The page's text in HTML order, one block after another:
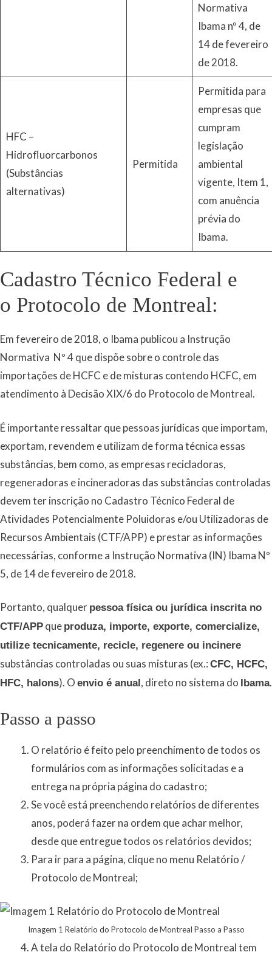
Normativa
Ibama nº 4, de
14 de fevereiro
de 2018.
HFC –
Hidrofluorcarbonos
(Substâncias
alternativas)
Permitida
Permitida para
empresas que
cumpram
legislação
ambiental
vigente, Item 1,
com anuência
prévia do
Ibama.
Cadastro Técnico Federal e
o Protocolo de Montreal:
Em fevereiro de 2018, o Ibama publicou a Instrução
Normativa Nº 4 que dispõe sobre o controle das
importações de HCFC e de misturas contendo HCFC, em
atendimento à Decisão XIX/6 do Protocolo de Montreal.
É importante ressaltar que pessoas jurídicas que importam,
exportam, revendem e utilizam de forma técnica essas
substâncias, bem como, as empresas recicladoras,
regeneradoras e incineradoras das substâncias controladas
devem ter inscrição no Cadastro Técnico Federal de
Atividades Potencialmente Poluidoras e/ou Utilizadoras de
Recursos Ambientais (CTF/APP) e prestar as informações
necessárias, conforme a Instrução Normativa (IN) Ibama Nº
5, de 14 de fevereiro de 2018.
Portanto, qualquer pessoa física ou jurídica inscrita no
CTF/APP que produza, importe, exporte, comercialize,
utilize tecnicamente, recicle, regenere ou incinere
substâncias controladas ou suas misturas (ex.: CFC, HCFC,
HFC, halons). O envio é anual , direto no sistema do Ibama.
Passo a passo
O relatório é feito pelo preenchimento de todos os
formulários com as informações solicitadas e a
entrega na própria página do cadastro;
Se você está preenchendo relatórios de diferentes
anos, poderá fazer na ordem que achar melhor,
desde que entregue todos os relatórios devidos;
Para ir para a página, clique no menu Relatório /
Protocolo de Montreal;
Imagem 1 Relatório do Protocolo de Montreal Passo a Passo
A tela do Relatório do Protocolo de Montreal tem